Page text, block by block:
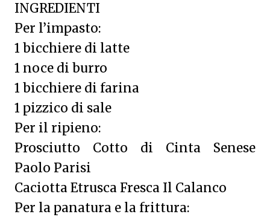
INGREDIENTI
Per l’impasto:
1 bicchiere di latte
1 noce di burro
1 bicchiere di farina
1 pizzico di sale
Per il ripieno:
Prosciutto Cotto di Cinta Senese
Paolo Parisi
Caciotta Etrusca Fresca Il Calanco
Per la panatura e la frittura: